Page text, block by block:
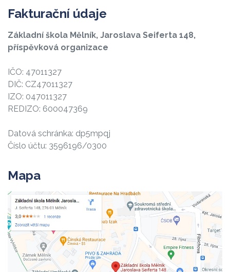
Fakturační údaje
Základní škola Mělník, Jaroslava Seiferta 148,
příspěvková organizace
IČO: 47011327
DIČ: CZ47011327
IZO: 047011327
REDIZO: 600047369
Datová schránka: dp5mpqj
Číslo účtu: 3596196/0300
Mapa